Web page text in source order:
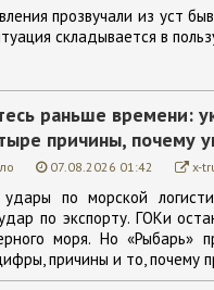
прозвучали из уст
складывается в
раньше времени:
причины, почему
07.08.2026 01:42 x-
удары по морской
по экспорту. ГОКи
моря. Но «Рыбарь»
причины и то, почему